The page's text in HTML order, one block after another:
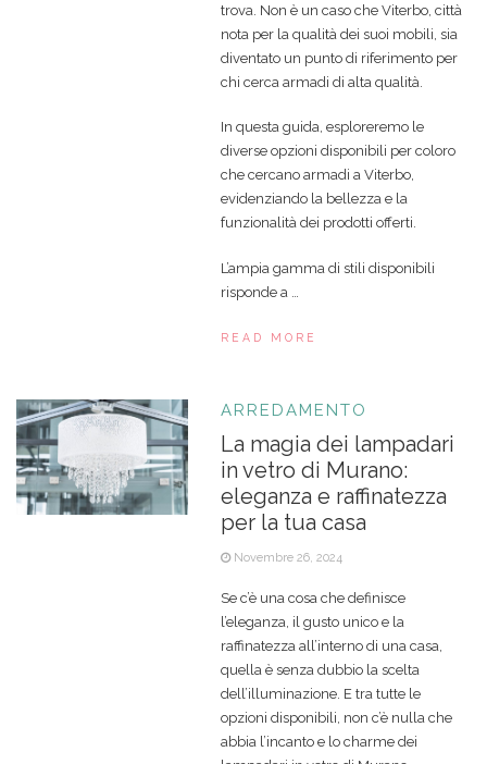
trova. Non è un caso che Viterbo, città
nota per la qualità dei suoi mobili, sia
diventato un punto di riferimento per
chi cerca armadi di alta qualità.
In questa guida, esploreremo le
diverse opzioni disponibili per coloro
che cercano armadi a Viterbo,
evidenziando la bellezza e la
funzionalità dei prodotti offerti.
L’ampia gamma di stili disponibili
risponde a …
READ MORE
ARREDAMENTO
La magia dei lampadari
in vetro di Murano:
eleganza e raffinatezza
per la tua casa
Novembre 26, 2024
Se c’è una cosa che definisce
l’eleganza, il gusto unico e la
raffinatezza all’interno di una casa,
quella è senza dubbio la scelta
dell’illuminazione. E tra tutte le
opzioni disponibili, non c’è nulla che
abbia l’incanto e lo charme dei